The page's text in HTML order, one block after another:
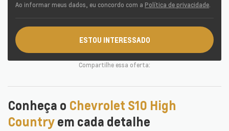
Ao informar meus dados, eu concordo com a Política de privacidade.
ESTOU INTERESSADO
Compartilhe essa oferta:
Conheça o Chevrolet S10 High
Countryem cada detalhe